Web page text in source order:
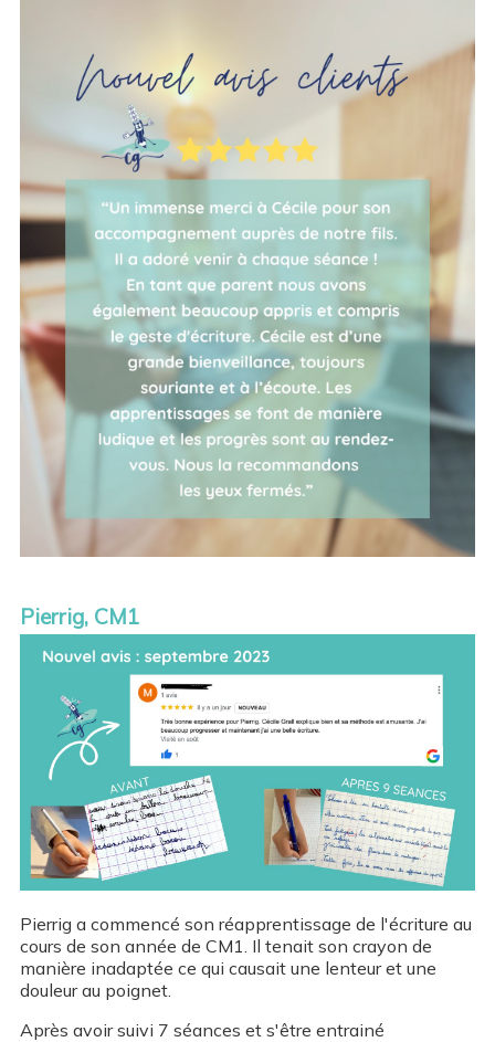
Pierrig, CM1
Pierrig a commencé son réapprentissage de l'écriture au
cours de son année de CM1. Il tenait son crayon de
manière inadaptée ce qui causait une lenteur et une
douleur au poignet.
Après avoir suivi 7 séances et s'être entrainé